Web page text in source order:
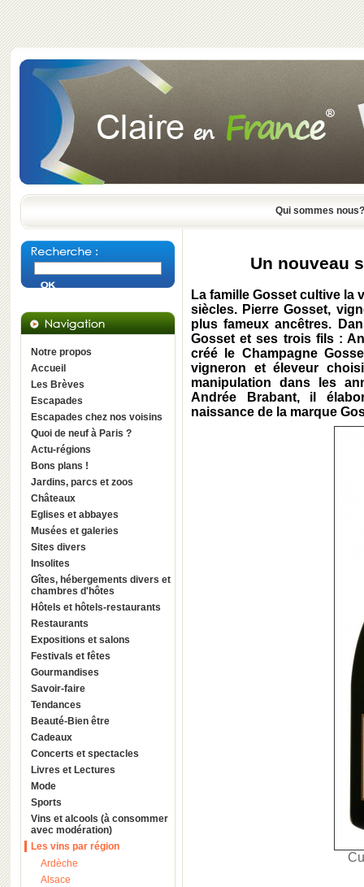
Qui sommes nous?
Notre propos
Accueil
Les Brèves
Escapades
Escapades chez nos voisins
Quoi de neuf à Paris ?
Actu-régions
Bons plans !
Jardins, parcs et zoos
Châteaux
Eglises et abbayes
Musées et galeries
Sites divers
Insolites
Gîtes, hébergements divers et
chambres d'hôtes
Hôtels et hôtels-restaurants
Restaurants
Expositions et salons
Festivals et fêtes
Gourmandises
Savoir-faire
Tendances
Beauté-Bien être
Cadeaux
Concerts et spectacles
Livres et Lectures
Mode
Sports
Vins et alcools (à consommer
avec modération)
Les vins par région
Ardèche
Alsace
Un nouveau
La famille Gosset cultive
siècles. Pierre Gosset,
plus fameux ancêtres.
Gosset et ses trois fils :
créé le Champagne
vigneron et éleveur
manipulation dans les
Andrée Brabant, il
naissance de la marque